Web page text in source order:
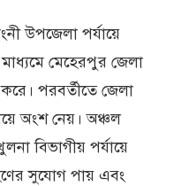
উপজেলা পর্যায়ে
মাধ্যমে মেহেরপুর জেলা
পরবর্তীতে জেলা
অংশ নেয়। অঞ্চল
বিভাগীয় পর্যায়ে
সুযোগ পায় এবং